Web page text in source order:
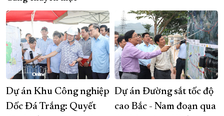
Dự án Khu Công nghiệp
Dốc Đá Trắng: Quyết
Dự án Đường sắt tốc độ
cao Bắc - Nam đoạn qua